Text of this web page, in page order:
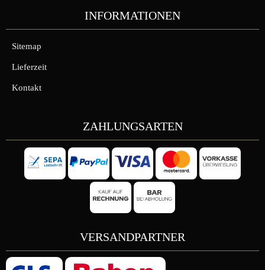
INFORMATIONEN
Sitemap
Lieferzeit
Kontakt
ZAHLUNGSARTEN
VERSANDPARTNER